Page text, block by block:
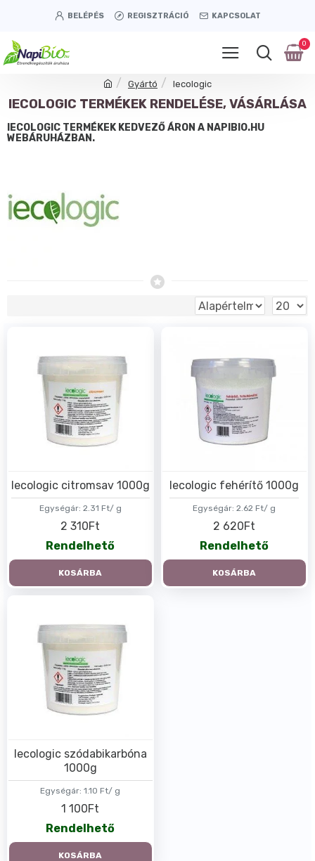
BELÉPÉS REGISZTRÁCIÓ KAPCSOLAT
0
Gyártó Iecologic
IECOLOGIC TERMÉKEK RENDELÉSE, VÁSÁRLÁSA
IECOLOGIC TERMÉKEK KEDVEZŐ ÁRON A NAPIBIO.HU
WEBÁRUHÁZBAN.
Egységár: 2.31 Ft/ g
Iecologic citromsav 1000g
2 310Ft
Rendelhető
KOSÁRBA
Egységár: 2.62 Ft/ g
Iecologic fehérítő 1000g
2 620Ft
Rendelhető
KOSÁRBA
Egységár: 1.10 Ft/ g
Iecologic szódabikarbóna
1000g
1 100Ft
Rendelhető
KOSÁRBA